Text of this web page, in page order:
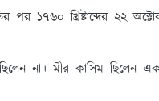
পর ১৭৬০ খ্রিষ্টাব্দের ২২
না। মীর কাসিম ছিলেন